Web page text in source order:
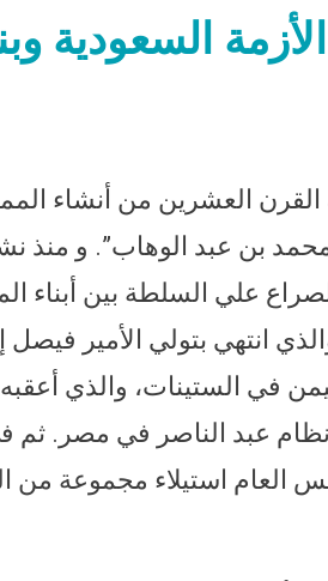
السعودية
العشرين من أنشاء
بن عبد الوهاب”. و منذ
علي السلطة بين أبناء
انتهي بتولي الأمير
في الستينات، والذي
العام استيلاء مجموعة